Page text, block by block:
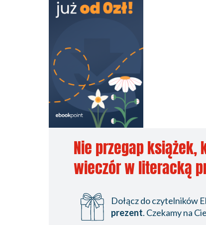
Nie przegap książek,
wieczór w literacką
Dołącz do czytelników
prezent. Czekamy na